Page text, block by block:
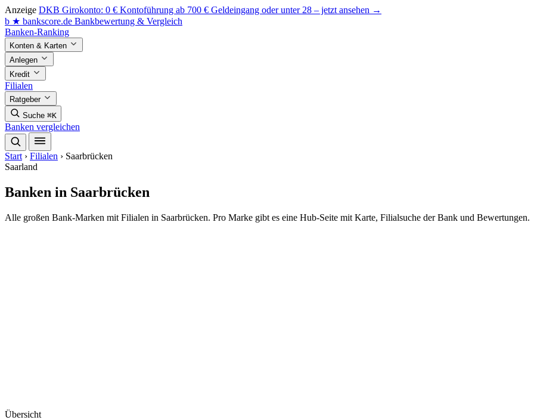
Anzeige DKB Girokonto: 0 € Kontoführung ab 700 € Geldeingang oder unter 28 – jetzt ansehen →
b ★ bankscore.de Bankbewertung & Vergleich
Banken-Ranking
Konten & Karten
Anlegen
Kredit
Filialen
Ratgeber
Suche ⌘K
Banken vergleichen
Start › Filialen › Saarbrücken
Saarland
Banken in Saarbrücken
Alle großen Bank-Marken mit Filialen in Saarbrücken. Pro Marke gibt es eine Hub-Seite mit Karte, Filialsuche der Bank und Bewertungen.
Übersicht